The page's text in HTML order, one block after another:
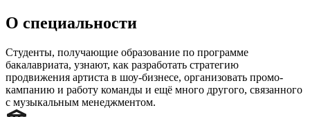
О специальности
Студенты, получающие образование по программе
бакалавриата, узнают, как разработать стратегию
продвижения артиста в шоу-бизнесе, организовать промо-
кампанию и работу команды и ещё много другого, связанного
с музыкальным менеджментом.